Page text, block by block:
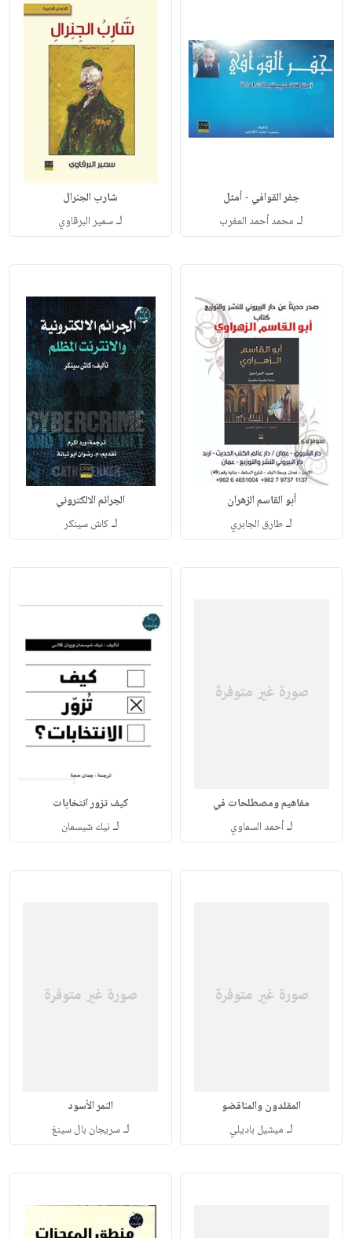
جفر القوافي - أمثل
لـ محمد أحمد المغرب
شارب الجنرال
لـسمير البرقاوي
أبو القاسم الزهران
لـطارق الجابري
الجرائم الالكتروني
لـكاش سينكر‎
مفاهيم ومصطلحات في
لـأحمد السماوي
كيف تزور انتخابات
لـ نيك شيسمان
المقلدون والمناقضو
لـ ميشيل باديلي
النمر الأسود
لـسريجان بال سينغ